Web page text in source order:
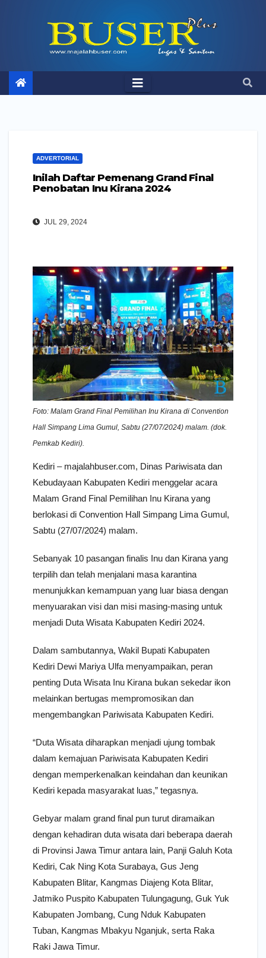
ADVERTORIAL
Inilah Daftar Pemenang Grand Final
Penobatan Inu Kirana 2024
JUL 29, 2024
Foto: Malam Grand Final Pemilihan Inu Kirana di Convention
Hall Simpang Lima Gumul, Sabtu (27/07/2024) malam. (dok.
Pemkab Kediri).
Kediri – majalahbuser.com, Dinas Pariwisata dan
Kebudayaan Kabupaten Kediri menggelar acara
Malam Grand Final Pemilihan Inu Kirana yang
berlokasi di Convention Hall Simpang Lima Gumul,
Sabtu (27/07/2024) malam.
Sebanyak 10 pasangan finalis Inu dan Kirana yang
terpilih dan telah menjalani masa karantina
menunjukkan kemampuan yang luar biasa dengan
menyuarakan visi dan misi masing-masing untuk
menjadi Duta Wisata Kabupaten Kediri 2024.
Dalam sambutannya, Wakil Bupati Kabupaten
Kediri Dewi Mariya Ulfa menyampaikan, peran
penting Duta Wisata Inu Kirana bukan sekedar ikon
melainkan bertugas mempromosikan dan
mengembangkan Pariwisata Kabupaten Kediri.
“Duta Wisata diharapkan menjadi ujung tombak
dalam kemajuan Pariwisata Kabupaten Kediri
dengan memperkenalkan keindahan dan keunikan
Kediri kepada masyarakat luas,” tegasnya.
Gebyar malam grand final pun turut diramaikan
dengan kehadiran duta wisata dari beberapa daerah
di Provinsi Jawa Timur antara lain, Panji Galuh Kota
Kediri, Cak Ning Kota Surabaya, Gus Jeng
Kabupaten Blitar, Kangmas Diajeng Kota Blitar,
Jatmiko Puspito Kabupaten Tulungagung, Guk Yuk
Kabupaten Jombang, Cung Nduk Kabupaten
Tuban, Kangmas Mbakyu Nganjuk, serta Raka
Raki Jawa Timur.